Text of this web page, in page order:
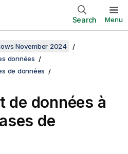
Search Menu
November 2024
données
de données
de données à
de